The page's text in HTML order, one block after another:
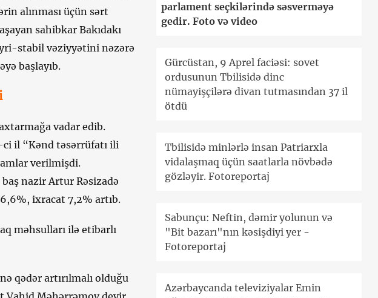
alınması üçün sərt
sahibkar Bakıdakı
stabil vəziyyətini nəzərə
başlayıb.
vadar edib.
il “Kənd təsərrüfatı ili
verilmişdi.
nazir Artur Rəsizadə
ixracat 7,2% artıb.
məhsulları ilə etibarlı
qədər artırılmalı olduğu
parlament seçkilərində səsverməyə
gedir. Foto və video
Gürcüstan, 9 Aprel faciəsi: sovet
ordusunun Tbilisidə dinc
nümayişçilərə divan tutmasından 37 il
ötdü
Tbilisidə minlərlə insan Patriarxla
vidalaşmaq üçün saatlarla növbədə
gözləyir. Fotoreportaj
Sabunçu: Neftin, dəmir yolunun və
"Bit bazarı"nın kəsişdiyi yer -
Fotoreportaj
Azərbaycanda televiziyalar Emin